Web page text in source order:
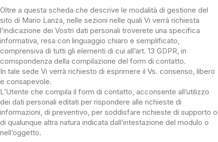
Oltre a questa scheda che descrive le modalità di gestione del
sito di Mario Lanza, nelle sezioni nelle quali Vi verrà richiesta
l’indicazione dei Vostri dati personali troverete una specifica
informativa, resa con linguaggio chiaro e semplificato,
comprensiva di tutti gli elementi di cui all’art. 13 GDPR, in
corrispondenza della compilazione del form di contatto.
In tale sede Vi verrà richiesto di esprimere il Vs. consenso, libero
e consapevole.
L’Utente che compila il form di contatto, acconsente all’utilizzo
dei dati personali editati per rispondere alle richieste di
informazioni, di preventivo, per soddisfare richieste di supporto o
di qualunque altra natura indicata dall’intestazione del modulo o
nell’oggetto.